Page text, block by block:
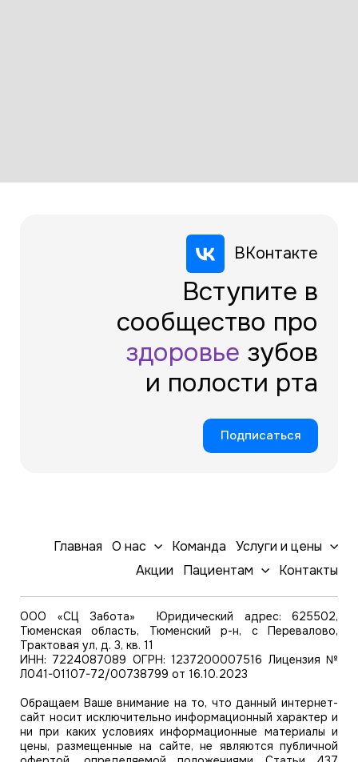
ВКонтакте
Вступите в
сообщество про
здоровье зубов
и полости рта
Подписаться
Главная О нас Команда
Услуги и цены
Акции
Пациентам Контакты
ООО «СЦ Забота» Юридический адрес: 625502,
Тюменская область, Тюменский р-н, с Перевалово,
Трактовая ул, д. 3, кв. 11
ИНН: 7224087089 ОГРН: 1237200007516 Лицензия №
Л041-01107-72/00738799 от 16.10.2023
Обращаем Ваше внимание на то, что данный интернет-
сайт носит исключительно информационный характер и
ни при каких условиях информационные материалы и
цены, размещенные на сайте, не являются публичной